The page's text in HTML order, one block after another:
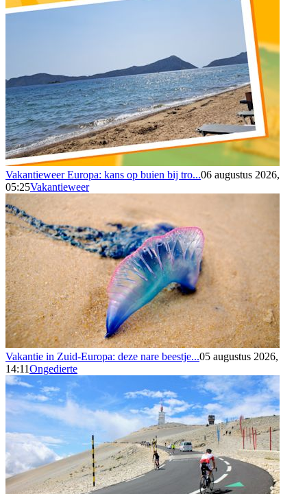
Vakantieweer Europa: kans op buien bij tro...06 augustus 2026,
05:25Vakantieweer
Vakantie in Zuid-Europa: deze nare beestje...05 augustus 2026,
14:11Ongedierte